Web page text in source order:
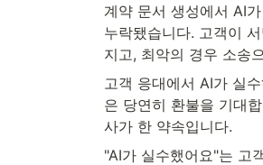
계약 문서 생성에서 AI
누락됐습니다. 고객이
지고, 최악의 경우 소송
고객 응대에서 AI가 실
은 당연히 환불을 기대
사가 한 약속입니다.
"AI가 실수했어요"는 고